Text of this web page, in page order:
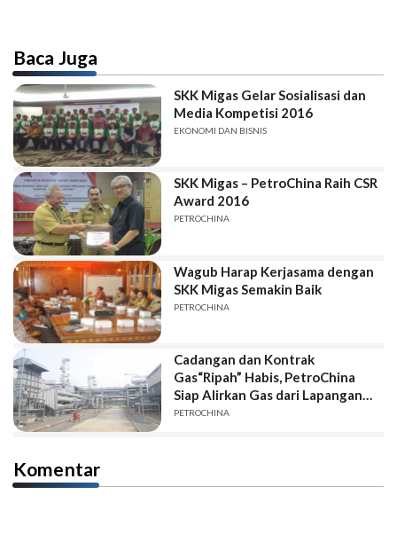
Baca Juga
SKK Migas Gelar Sosialisasi dan
Media Kompetisi 2016
EKONOMI DAN BISNIS
SKK Migas – PetroChina Raih CSR
Award 2016
PETROCHINA
Wagub Harap Kerjasama dengan
SKK Migas Semakin Baik
PETROCHINA
Cadangan dan Kontrak
Gas“Ripah” Habis, PetroChina
Siap Alirkan Gas dari Lapangan
“SB-WB”
PETROCHINA
Komentar